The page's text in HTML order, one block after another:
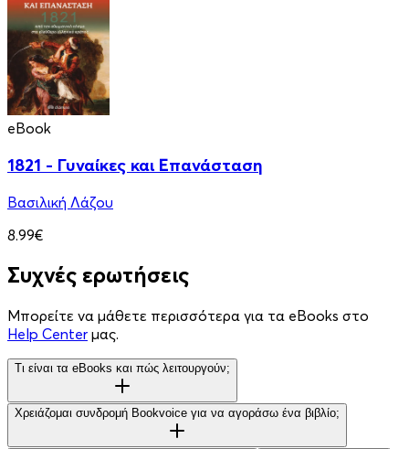
eBook
1821 - Γυναίκες και Επανάσταση
Βασιλική Λάζου
8.99€
Συχνές ερωτήσεις
Μπορείτε να μάθετε περισσότερα για τα eBooks στο
Help Center μας.
Τι είναι τα eBooks και πώς λειτουργούν;
Χρειάζομαι συνδρομή Bookvoice για να αγοράσω ένα βιβλίο;